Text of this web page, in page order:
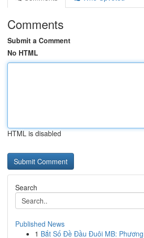
Comments
Submit a Comment
No HTML
HTML is disabled
Search
Published News
1 Bắt Số Đề Đầu Đuôi MB: